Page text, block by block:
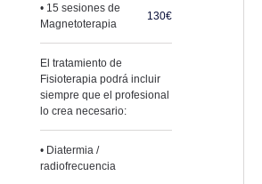
• 15 sesiones de
Magnetoterapia
130€
El tratamiento de
Fisioterapia podrá incluir
siempre que el profesional
lo crea necesario:
• Diatermia /
radiofrecuencia